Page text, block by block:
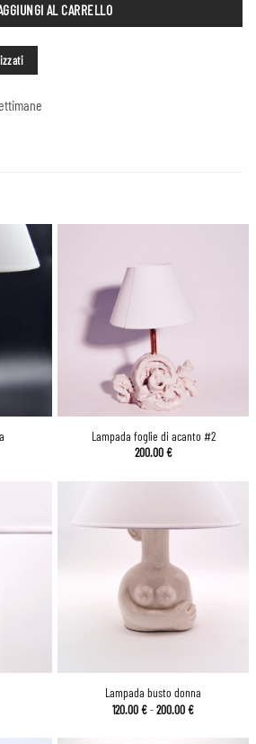
AL CARRELLO
Lampada foglie di acanto #2
200.00€
Lampada busto donna
120.00€-200.00€Fascia